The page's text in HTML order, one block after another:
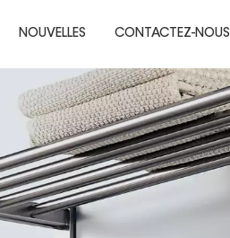
NOUVELLES CONTACTEZ-NOUS